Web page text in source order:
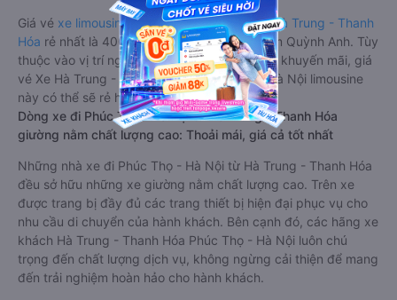
Giá vé xe limousine đi Phúc Thọ - Hà Nội từ Hà Trung - Thanh
Hóa rẻ nhất là 400000VND của hãng xe Nam Quỳnh Anh. Tùy
thuộc vào vị trí ngồi của bạn và chương trình khuyến mãi, giá
vé Xe Hà Trung - Thanh Hóa đi Phúc Thọ - Hà Nội limousine
này có thể sẽ rẻ hơn
Dòng xe đi Phúc Thọ - Hà Nội từ Hà Trung - Thanh Hóa
giường nằm chất lượng cao: Thoải mái, giá cả tốt nhất
Những nhà xe đi Phúc Thọ - Hà Nội từ Hà Trung - Thanh Hóa
đều sở hữu những xe giường nằm chất lượng cao. Trên xe
được trang bị đầy đủ các trang thiết bị hiện đại phục vụ cho
nhu cầu di chuyển của hành khách. Bên cạnh đó, các hãng xe
khách Hà Trung - Thanh Hóa Phúc Thọ - Hà Nội luôn chú
trọng đến chất lượng dịch vụ, không ngừng cải thiện để mang
đến trải nghiệm hoàn hảo cho hành khách.